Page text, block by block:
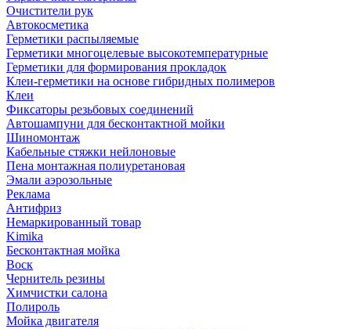
Очистители рук
Автокосметика
Герметики распыляемые
Герметики многоцелевые высокотемпературные
Герметики для формирования прокладок
Клеи-герметики на основе гибридных полимеров
Клеи
Фиксаторы резьбовых соединений
Автошампуни для бесконтактной мойки
Шиномонтаж
Кабельные стяжки нейлоновые
Пена монтажная полиуретановая
Эмали аэрозольные
Реклама
Антифриз
Немаркированный товар
Kimika
Бесконтактная мойка
Воск
Чернитель резины
Химчистки салона
Полироль
Мойка двигателя